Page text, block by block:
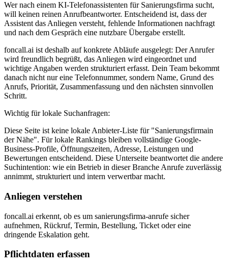
Wer nach einem KI-Telefonassistenten für Sanierungsfirma sucht,
will keinen reinen Anrufbeantworter. Entscheidend ist, dass der
Assistent das Anliegen versteht, fehlende Informationen nachfragt
und nach dem Gespräch eine nutzbare Übergabe erstellt.
foncall.ai ist deshalb auf konkrete Abläufe ausgelegt: Der Anrufer
wird freundlich begrüßt, das Anliegen wird eingeordnet und
wichtige Angaben werden strukturiert erfasst. Dein Team bekommt
danach nicht nur eine Telefonnummer, sondern Name, Grund des
Anrufs, Priorität, Zusammenfassung und den nächsten sinnvollen
Schritt.
Wichtig für lokale Suchanfragen:
Diese Seite ist keine lokale Anbieter-Liste für "Sanierungsfirmain
der Nähe". Für lokale Rankings bleiben vollständige Google-
Business-Profile, Öffnungszeiten, Adresse, Leistungen und
Bewertungen entscheidend. Diese Unterseite beantwortet die andere
Suchintention: wie ein Betrieb in dieser Branche Anrufe zuverlässig
annimmt, strukturiert und intern verwertbar macht.
Anliegen verstehen
foncall.ai erkennt, ob es um sanierungsfirma-anrufe sicher
aufnehmen, Rückruf, Termin, Bestellung, Ticket oder eine
dringende Eskalation geht.
Pflichtdaten erfassen